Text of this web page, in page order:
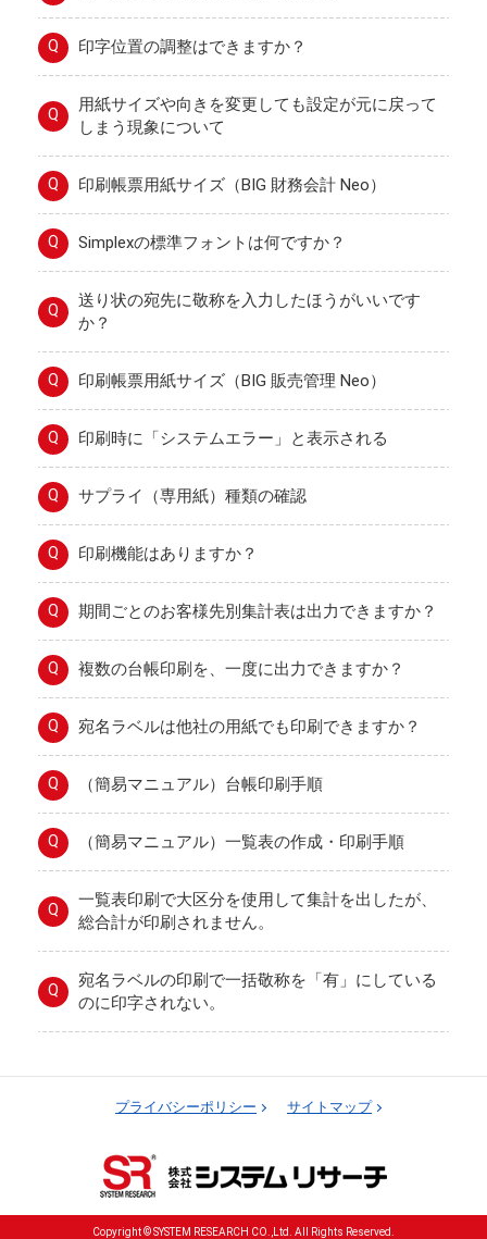
Q 印字位置の調整はできますか？
Q
用紙サイズや向きを変更しても設定が元に戻って
しまう現象について
Q 印刷帳票用紙サイズ（BIG 財務会計 Neo）
Q Simplexの標準フォントは何ですか？
Q
送り状の宛先に敬称を入力したほうがいいです
か？
Q 印刷帳票用紙サイズ（BIG 販売管理 Neo）
Q 印刷時に「システムエラー」と表示される
Q サプライ（専用紙）種類の確認
Q 印刷機能はありますか？
Q 期間ごとのお客様先別集計表は出力できますか？
Q 複数の台帳印刷を、一度に出力できますか？
Q 宛名ラベルは他社の用紙でも印刷できますか？
Q （簡易マニュアル）台帳印刷手順
Q （簡易マニュアル）一覧表の作成・印刷手順
Q
一覧表印刷で大区分を使用して集計を出したが、
総合計が印刷されません。
Q
宛名ラベルの印刷で一括敬称を「有」にしている
のに印字されない。
プライバシーポリシー サイトマップ
Copyright © SYSTEM RESEARCH CO.,Ltd. All Rights Reserved.